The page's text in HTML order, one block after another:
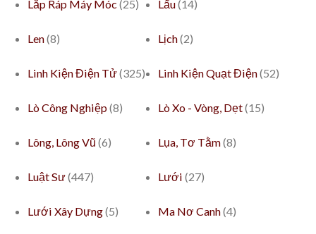
Lắp Ráp Máy Móc(25) Lẩu(14)
Len(8) Lịch(2)
Linh Kiện Điện Tử(325) Linh Kiện Quạt Điện(52)
Lò Công Nghiệp (8) Lò Xo - Vòng, Dẹt(15)
Lông, Lông Vũ (6) Lụa, Tơ Tằm(8)
Luật Sư(447) Lưới (27)
Lưới Xây Dựng(5) Ma Nơ Canh(4)